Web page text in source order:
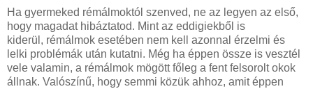
Ha gyermeked rémálmoktól szenved, ne az legyen az első,
hogy magadat hibáztatod. Mint az eddigiekből is
kiderül, rémálmok esetében nem kell azonnal érzelmi és
lelki problémák után kutatni. Még ha éppen össze is vesztél
vele valamin, a rémálmok mögött főleg a fent felsorolt okok
állnak. Valószínű, hogy semmi közük ahhoz, amit éppen